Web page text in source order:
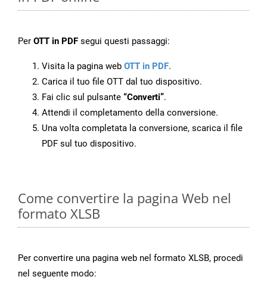
Per OTT in PDF segui questi passaggi:
Visita la pagina web OTT in PDF.
Carica il tuo file OTT dal tuo dispositivo.
Fai clic sul pulsante “Converti”.
Attendi il completamento della conversione.
Una volta completata la conversione, scarica il file
PDF sul tuo dispositivo.
Come convertire la pagina Web nel
formato XLSB
Per convertire una pagina web nel formato XLSB, procedi
nel seguente modo: